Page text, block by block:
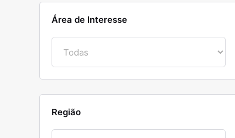
Área de Interesse
Região